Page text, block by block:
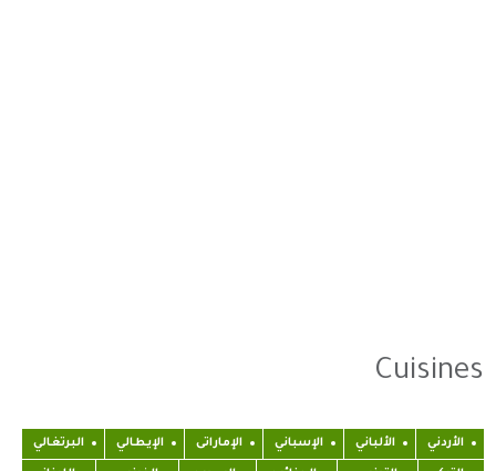
Cuisines
الأردني الألباني الإسباني الإماراتى الإيطالي البرتغالي